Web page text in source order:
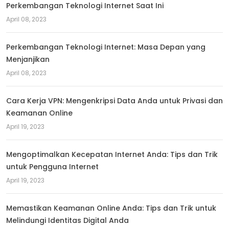
Perkembangan Teknologi Internet Saat Ini
April 08, 2023
Perkembangan Teknologi Internet: Masa Depan yang
Menjanjikan
April 08, 2023
Cara Kerja VPN: Mengenkripsi Data Anda untuk Privasi dan
Keamanan Online
April 19, 2023
Mengoptimalkan Kecepatan Internet Anda: Tips dan Trik
untuk Pengguna Internet
April 19, 2023
Memastikan Keamanan Online Anda: Tips dan Trik untuk
Melindungi Identitas Digital Anda